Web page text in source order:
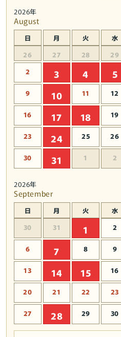
ー
ド
IV
新
た
る
希
望
ル
ー
ク・
イ
ウ
ォ
ー
カ
ー
1/4
フ
ィ
ュ
ア
ド
た
希
ル
ク・
ウ
カ
1/4
ィ
ア
2026年
August
日 月 火 水
26 27 28 29
2
3 4 5
9 10 11 12
16 17 18 19
23 24 25 26
30 31 1 2
2026年
September
日 月 火 水
30 31 1 2
6 7 8 9
13 14 15 16
20 21 22 23
27 28 29 30